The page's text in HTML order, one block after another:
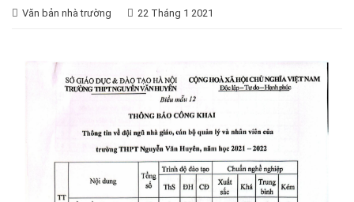
Văn bản nhà trường 22 Tháng 1 2021